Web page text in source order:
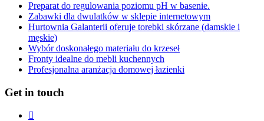
Preparat do regulowania poziomu pH w basenie.
Zabawki dla dwulatków w sklepie internetowym
Hurtownia Galanterii oferuje torebki skórzane (damskie i
męskie)
Wybór doskonałego materiału do krzeseł
Fronty idealne do mebli kuchennych
Profesjonalna aranżacja domowej łazienki
Get in touch